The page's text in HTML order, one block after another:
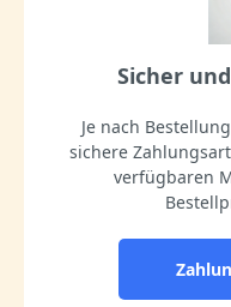
Sicher
Je nach
sichere
verfügbaren